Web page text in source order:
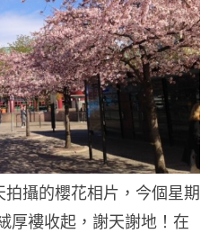
攝的櫻花相片，今個星期
厚褸收起，謝天謝地！在